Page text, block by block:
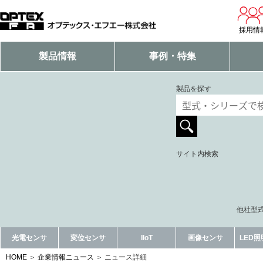
採用情
製品情報 事例・特集
製品を探す
サイト内検索
他社型
光電センサ 変位センサ IIoT 画像センサ LED照
HOME 企業情報ニュース ニュース詳細